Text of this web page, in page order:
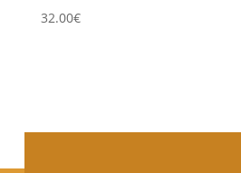
32.00€